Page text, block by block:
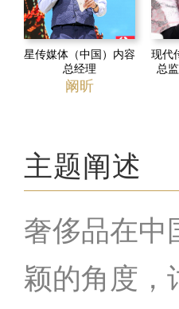
星传媒体（中国）内容
总经理
阚昕
现代
总
主题阐述
奢侈品在中
颖的角度，